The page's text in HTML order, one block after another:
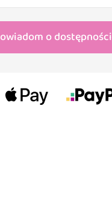
o dostępności